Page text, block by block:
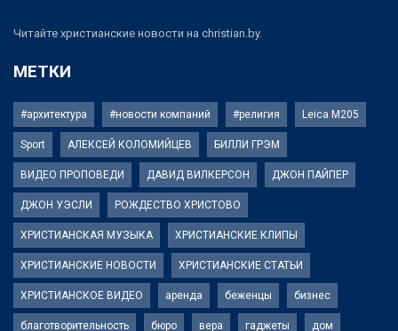
Читайте христианские новости на christian.by.
МЕТКИ
#архитектура #новости компаний #религия Leica M205
Sport АЛЕКСЕЙ КОЛОМИЙЦЕВ БИЛЛИ ГРЭМ
ВИДЕО ПРОПОВЕДИ ДАВИД ВИЛКЕРСОН ДЖОН ПАЙПЕР
ДЖОН УЭСЛИ РОЖДЕСТВО ХРИСТОВО
ХРИСТИАНСКАЯ МУЗЫКА ХРИСТИАНСКИЕ КЛИПЫ
ХРИСТИАНСКИЕ НОВОСТИ ХРИСТИАНСКИЕ СТАТЬИ
ХРИСТИАНСКОЕ ВИДЕО аренда беженцы бизнес
благотворительность бюро вера гаджеты дом